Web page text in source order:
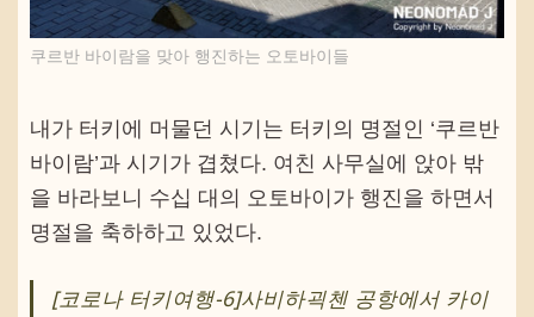
쿠르반 바이람을 맞아 행진하는 오토바이들
내가 터키에 머물던 시기는 터키의 명절인 ‘쿠르반
바이람’과 시기가 겹쳤다. 여친 사무실에 앉아 밖
을 바라보니 수십 대의 오토바이가 행진을 하면서
명절을 축하하고 있었다.
[코로나 터키여행-6]사비하괵첸 공항에서 카이